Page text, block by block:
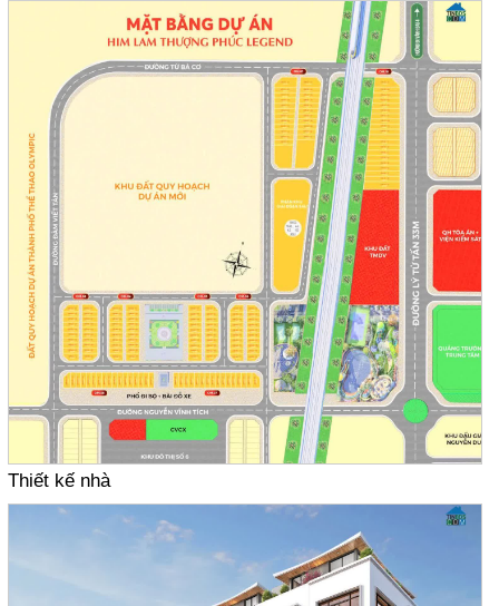
Thiết kế nhà